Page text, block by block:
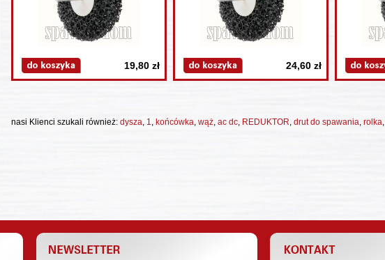
19,80 zł 24,60 zł
nasi Klienci szukali również: dysza, 1, końcówka, wąż, ac dc, REDUKTOR, drut do spawania, rolka,